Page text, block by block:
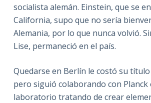
socialista alemán. Einstein, que se
California, supo que no sería
Alemania, por lo que nunca volvió.
Lise, permaneció en el país.
Quedarse en Berlín le costó su
pero siguió colaborando con Planck
laboratorio tratando de crear